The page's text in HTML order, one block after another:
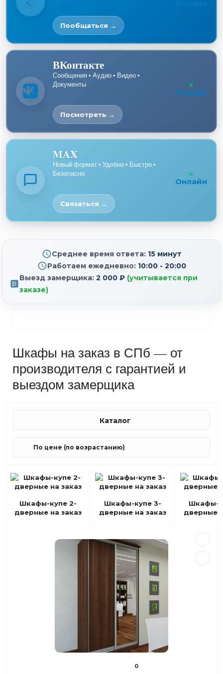
Пообщаться →
ВКонтакте
Сообщения • Аудио • Видео •
Документы
Посмотреть →
Онлайн
MAX
Новый формат • Удобно • Быстро •
Безопасно
Связаться →
Онлайн
Среднее время ответа: 15 минут
Работаем ежедневно: 10:00 - 20:00
Выезд замерщика: 2 000 ₽ (учитывается при
заказе)
Шкафы на заказ в СПб — от
производителя с гарантией и
выездом замерщика
Каталог
Шкафы-купе 2-
дверные на заказ
Шкафы-купе 3-
дверные на заказ
Шкафы-
дверные
0